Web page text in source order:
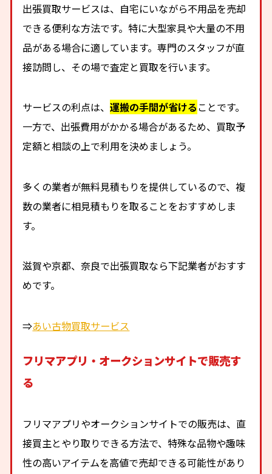
出張買取サービスは、自宅にいながら不用品を売却
できる便利な方法です。特に大型家具や大量の不用
品がある場合に適しています。専門のスタッフが直
接訪問し、その場で査定と買取を行います。
サービスの利点は、運搬の手間が省けることです。
一方で、出張費用がかかる場合があるため、買取予
定額と相談の上で利用を決めましょう。
多くの業者が無料見積もりを提供しているので、複
数の業者に相見積もりを取ることをおすすめしま
す。
滋賀や京都、奈良で出張買取なら下記業者がおすす
めです。
⇒あい古物買取サービス
フリマアプリ・オークションサイトで販売す
る
フリマアプリやオークションサイトでの販売は、直
接買主とやり取りできる方法で、特殊な品物や趣味
性の高いアイテムを高値で売却できる可能性があり